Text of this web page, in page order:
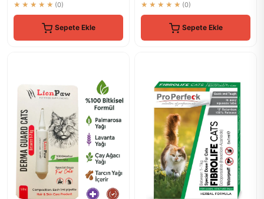
★★★★★ (0)
Sepete Ekle
★★★★★ (0)
Sepete Ekle